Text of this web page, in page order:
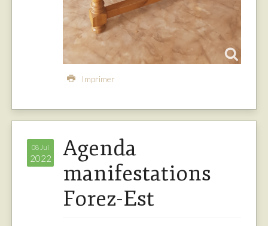
Imprimer
08 Jui
2022
Agenda
manifestations
Forez-Est